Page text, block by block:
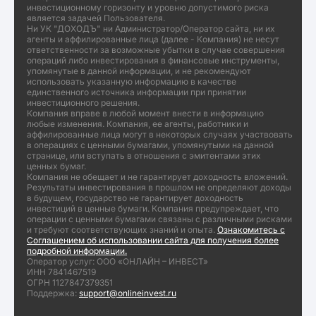
инвестиционному горизонту и уровню допустимого риска
является задачей Пользователя.
Ни УК "ДОХОДЪ" ни Администратор/Оператор сайта, ни их
агенты и аффилированные лица (далее - Компания) не несут
ответственности за возможные убытки в случае совершения
операций либо инвестирования в финансовые инструменты,
упомянутые в данной информации, и не рекомендуют
использовать указанную информацию в качестве
единственного источника информации при принятии
инвестиционного решения.
Компания вправе в любой момент внести в информацию
любые изменения. Компания, ее агенты, работники и
аффилированные лица могут в некоторых случаях участвовать
в операциях с ценными бумагами, упомянутыми на данной
странице, или вступать в отношения с эмитентами этих
ценных бумаг.
Компания не обещает и не гарантирует доходность вложений.
Результаты инвестирования в прошлом не определяют доходы
в будущем, государство не гарантирует доходность
инвестиций в ценные бумаги. Компания предупреждает, что
операции с ценными бумагами связаны с различными рисками
и требуют соответствующих знаний и опыта. Ознакомитесь с
Соглашением об использовании сайта для получения более
подробной информации.
Оператор услуг: ООО «ОНЛАЙН – ИНВЕСТ»
ИНН 7841467519
ОГРН 1127847379351
Поддержка: support@onlineinvest.ru